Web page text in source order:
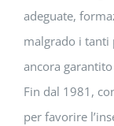
adeguate,
malgrado i tanti
ancora
Fin dal 1981,
per favorire